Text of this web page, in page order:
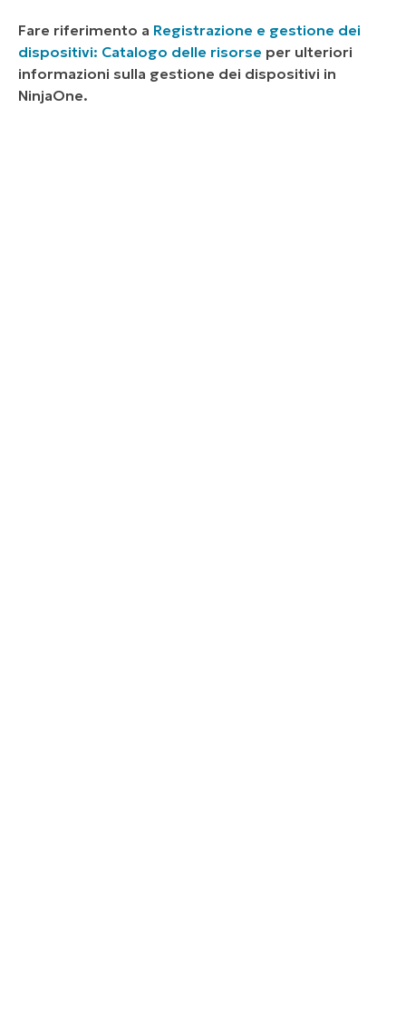
Fare riferimento a Registrazione e gestione dei
dispositivi: Catalogo delle risorse per ulteriori
informazioni sulla gestione dei dispositivi in
NinjaOne.